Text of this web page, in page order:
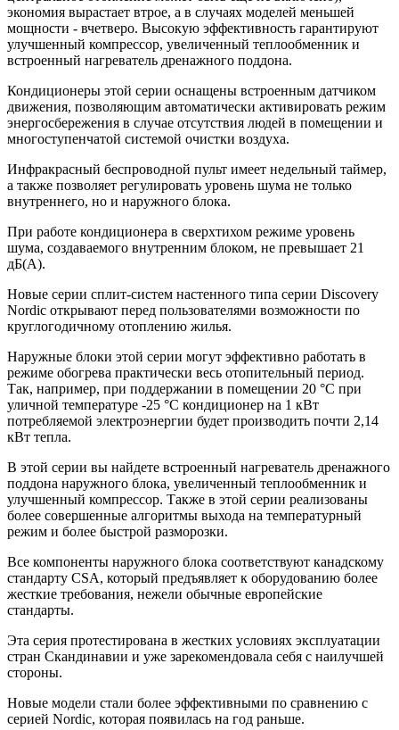
экономия вырастает втрое, а в случаях моделей меньшей
мощности - вчетверо. Высокую эффективность гарантируют
улучшенный компрессор, увеличенный теплообменник и
встроенный нагреватель дренажного поддона.
Кондиционеры этой серии оснащены встроенным датчиком
движения, позволяющим автоматически активировать режим
энергосбережения в случае отсутствия людей в помещении и
многоступенчатой системой очистки воздуха.
Инфракрасный беспроводной пульт имеет недельный таймер,
а также позволяет регулировать уровень шума не только
внутреннего, но и наружного блока.
При работе кондиционера в сверхтихом режиме уровень
шума, создаваемого внутренним блоком, не превышает 21
дБ(А).
Новые серии сплит-систем настенного типа серии Discovery
Nordic открывают перед пользователями возможности по
круглогодичному отоплению жилья.
Наружные блоки этой серии могут эффективно работать в
режиме обогрева практически весь отопительный период.
Так, например, при поддержании в помещении 20 °С при
уличной температуре -25 °С кондиционер на 1 кВт
потребляемой электроэнергии будет производить почти 2,14
кВт тепла.
В этой серии вы найдете встроенный нагреватель дренажного
поддона наружного блока, увеличенный теплообменник и
улучшенный компрессор. Также в этой серии реализованы
более совершенные алгоритмы выхода на температурный
режим и более быстрой разморозки.
Все компоненты наружного блока соответствуют канадскому
стандарту CSA, который предъявляет к оборудованию более
жесткие требования, нежели обычные европейские
стандарты.
Эта серия протестирована в жестких условиях эксплуатации
стран Скандинавии и уже зарекомендовала себя с наилучшей
стороны.
Новые модели стали более эффективными по сравнению с
серией Nordic, которая появилась на год раньше.